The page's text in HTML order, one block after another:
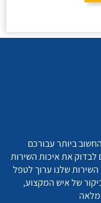
ביותר עבורכם
לבדוק את איכות השירות
שלנו ערוך לטפל
של איש המקצוע,